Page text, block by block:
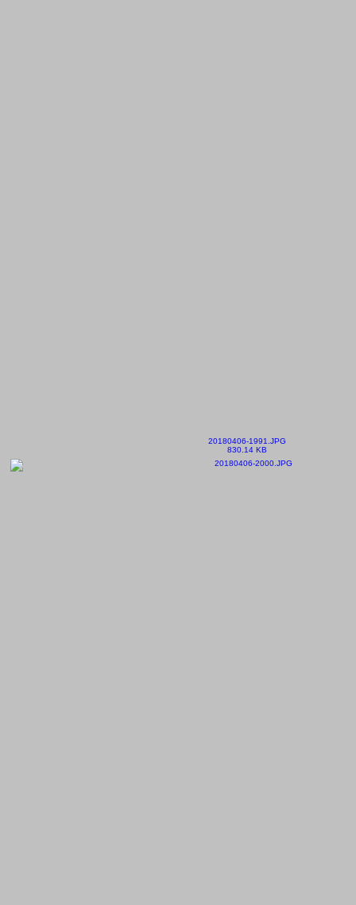
20180406-1991.JPG
830.14 KB